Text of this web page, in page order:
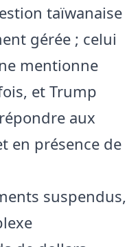
taïwanaise
gérée ; celui
mentionne
et Trump
aux
en présence de
suspendus,